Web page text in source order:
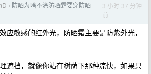
› 防晒为啥不涂防晒霜要穿防晒
3 小时 37 分钟
前
应敏感的红外光，防晒霜主要是防紫外光，
遮挡，就像你站在树荫下那种凉快，如果只